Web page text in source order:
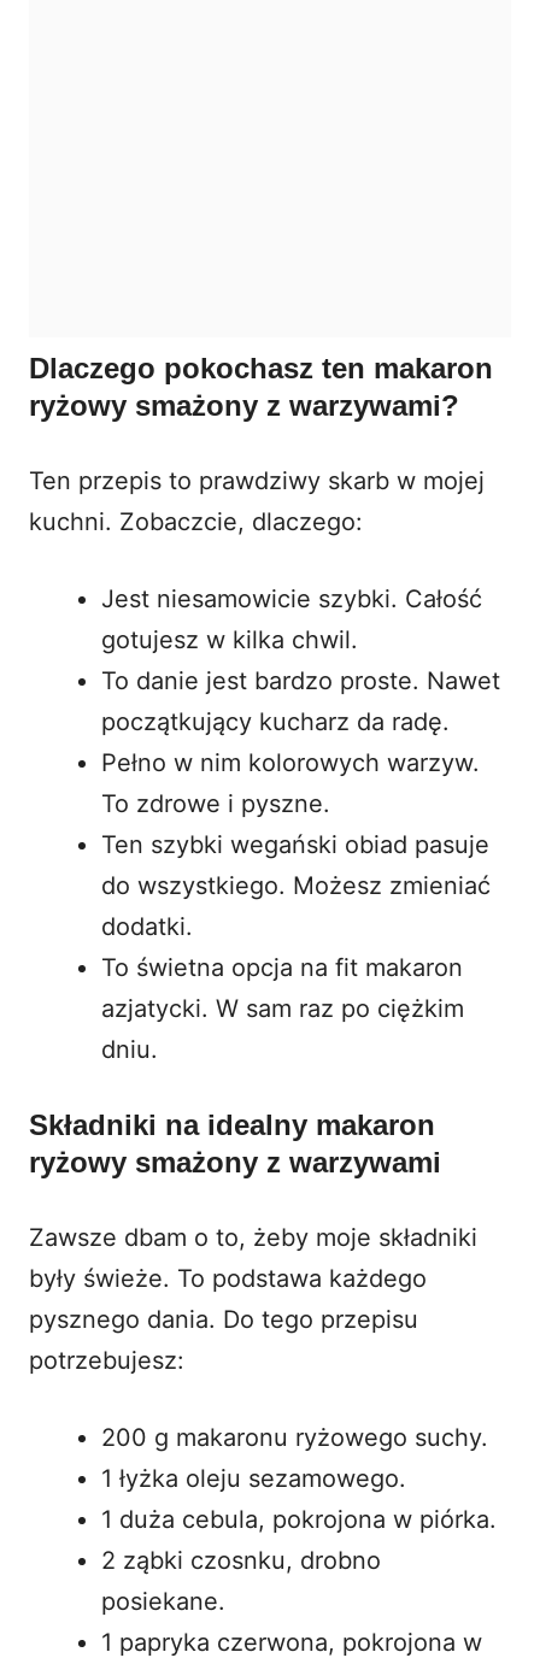
Dlaczego pokochasz ten makaron
ryżowy smażony z warzywami?
Ten przepis to prawdziwy skarb w mojej
kuchni. Zobaczcie, dlaczego:
Jest niesamowicie szybki. Całość
gotujesz w kilka chwil.
To danie jest bardzo proste. Nawet
początkujący kucharz da radę.
Pełno w nim kolorowych warzyw.
To zdrowe i pyszne.
Ten szybki wegański obiad pasuje
do wszystkiego. Możesz zmieniać
dodatki.
To świetna opcja na fit makaron
azjatycki. W sam raz po ciężkim
dniu.
Składniki na idealny makaron
ryżowy smażony z warzywami
Zawsze dbam o to, żeby moje składniki
były świeże. To podstawa każdego
pysznego dania. Do tego przepisu
potrzebujesz:
200 g makaronu ryżowego suchy.
1 łyżka oleju sezamowego.
1 duża cebula, pokrojona w piórka.
2 ząbki czosnku, drobno
posiekane.
1 papryka czerwona, pokrojona w